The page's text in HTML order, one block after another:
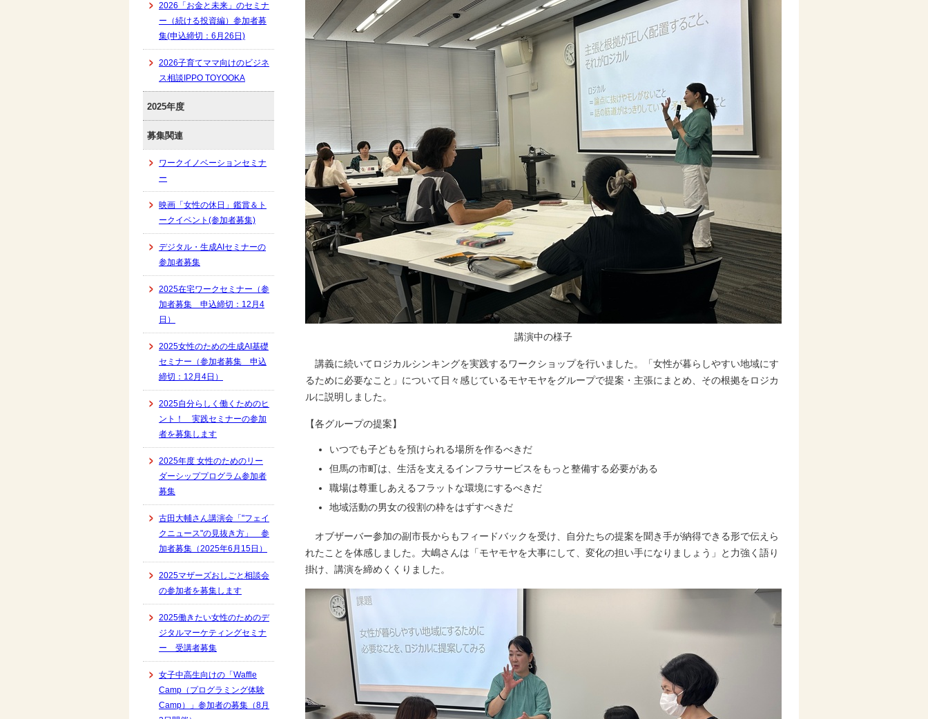
講演中の様子
講義に続いてロジカルシンキングを実践するワークショップを行いました。「女性が暮らしやすい地域にす
るために必要なこと」について日々感じているモヤモヤをグループで提案・主張にまとめ、その根拠をロジカ
ルに説明しました。
【各グループの提案】
いつでも子どもを預けられる場所を作るべきだ
但馬の市町は、生活を支えるインフラサービスをもっと整備する必要がある
職場は尊重しあえるフラットな環境にするべきだ
地域活動の男女の役割の枠をはずすべきだ
オブザーバー参加の副市長からもフィードバックを受け、自分たちの提案を聞き手が納得できる形で伝えら
れたことを体感しました。大嶋さんは「モヤモヤを大事にして、変化の担い手になりましょう」と力強く語り
掛け、講演を締めくくりました。
2026「お金と未来」のセミナ
ー（続ける投資編）参加者募
集(申込締切：6月26日)
2026子育てママ向けのビジネ
ス相談IPPO TOYOOKA
2025年度
募集関連
ワークイノベーションセミナ
ー
映画「女性の休日」鑑賞＆ト
ークイベント(参加者募集)
デジタル・生成AIセミナーの
参加者募集
2025在宅ワークセミナー（参
加者募集 申込締切：12月4
日）
2025女性のための生成AI基礎
セミナー（参加者募集 申込
締切：12月4日）
2025自分らしく働くためのヒ
ント！ 実践セミナーの参加
者を募集します
2025年度 女性のためのリー
ダーシッププログラム参加者
募集
古田大輔さん講演会「"フェイ
クニュース"の見抜き方」 参
加者募集（2025年6月15日）
2025マザーズおしごと相談会
の参加者を募集します
2025働きたい女性のためのデ
ジタルマーケティングセミナ
ー 受講者募集
女子中高生向けの「Waffle
Camp（プログラミング体験
Camp）」参加者の募集（8月